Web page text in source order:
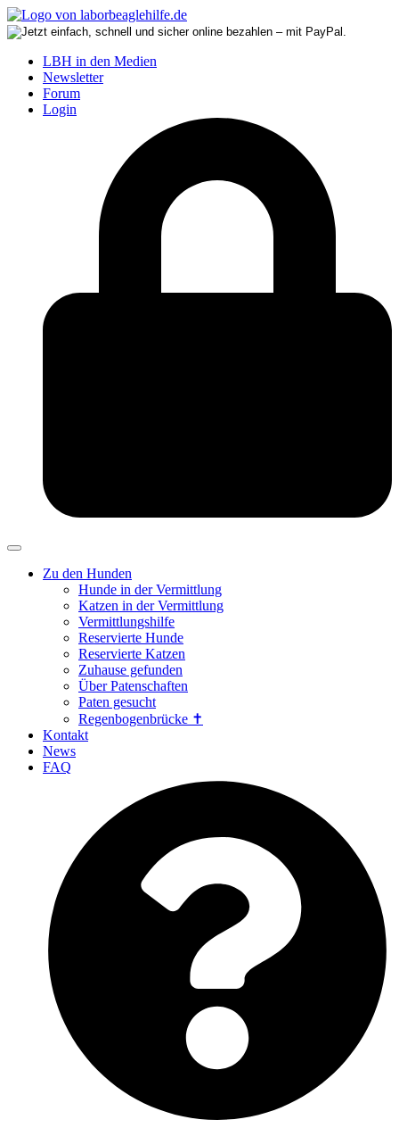
LBH in den Medien
Newsletter
Forum
Login
Zu den Hunden
Hunde in der Vermittlung
Katzen in der Vermittlung
Vermittlungshilfe
Reservierte Hunde
Reservierte Katzen
Zuhause gefunden
Über Patenschaften
Paten gesucht
Regenbogenbrücke ✝
Kontakt
News
FAQ